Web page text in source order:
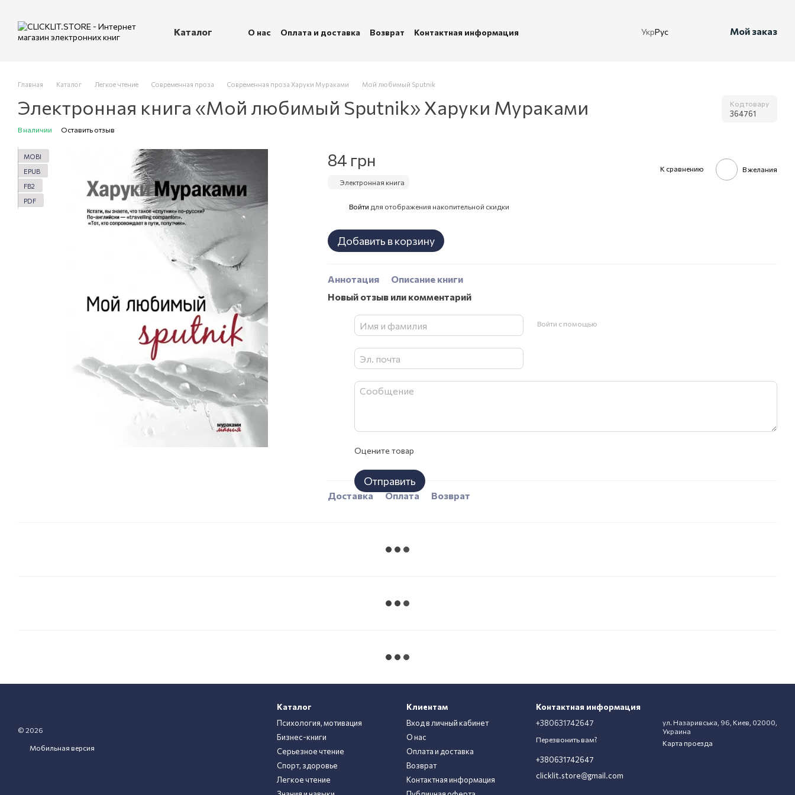
Каталог О нас Оплата и доставка Возврат
Контактная информация
УкрРус Мой заказ
Главная Каталог Легкое чтение Современная проза Современная проза Харуки Мураками Мой любимый Sputnik
Электронная книга «Мой любимый Sputnik» Харуки Мураками Код товару
364761
В наличии Оставить отзыв
MOBI
EPUB
FB2
PDF
84 грн
Электронная книга
К сравнению В желания
Войти для отображения накопительной скидки
Добавить в корзину
Аннотация
Описание книги
Новый отзыв или комментарий
Войти с помощью
Оцените товар
Отправить
Доставка Оплата Возврат
© 2026
Мобильная версия
Каталог
Психология, мотивация
Бизнес-книги
Серьезное чтение
Спорт, здоровье
Легкое чтение
Клиентам
Вход в личный кабинет
О нас
Оплата и доставка
Возврат
Контактная информация
Контактная информация
+380631742647
Перезвонить вам?
+380631742647
clicklit.store@gmail.com
ул. Назаривська, 96, Киев, 02000,
Украина
Карта проезда